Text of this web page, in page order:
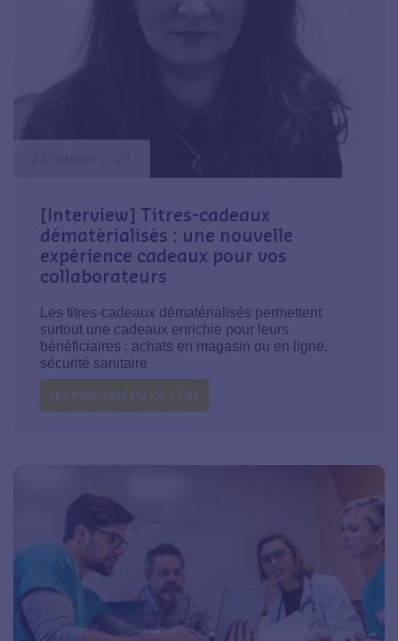
[Interview] Titres-cadeaux
dématérialisés : une nouvelle
expérience cadeaux pour vos
collaborateurs
Les titres-cadeaux dématérialisés permettent
surtout une cadeaux enrichie pour leurs
bénéficiaires : achats en magasin ou en ligne,
sécurité sanitaire
LES MISSIONS DU CE / CSE